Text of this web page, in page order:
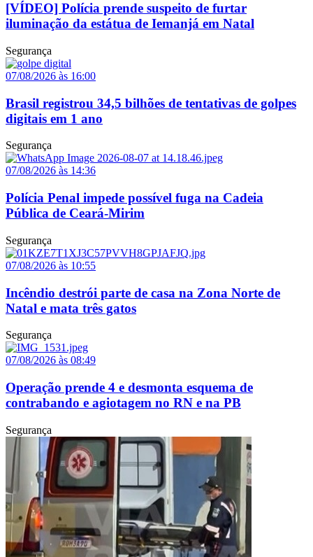
[VÍDEO] Polícia prende suspeito de furtar
iluminação da estátua de Iemanjá em Natal
Segurança
07/08/2026 às 16:00
Brasil registrou 34,5 bilhões de tentativas de golpes
digitais em 1 ano
Segurança
07/08/2026 às 14:36
Polícia Penal impede possível fuga na Cadeia
Pública de Ceará-Mirim
Segurança
07/08/2026 às 10:55
Incêndio destrói parte de casa na Zona Norte de
Natal e mata três gatos
Segurança
07/08/2026 às 08:49
Operação prende 4 e desmonta esquema de
contrabando e agiotagem no RN e na PB
Segurança